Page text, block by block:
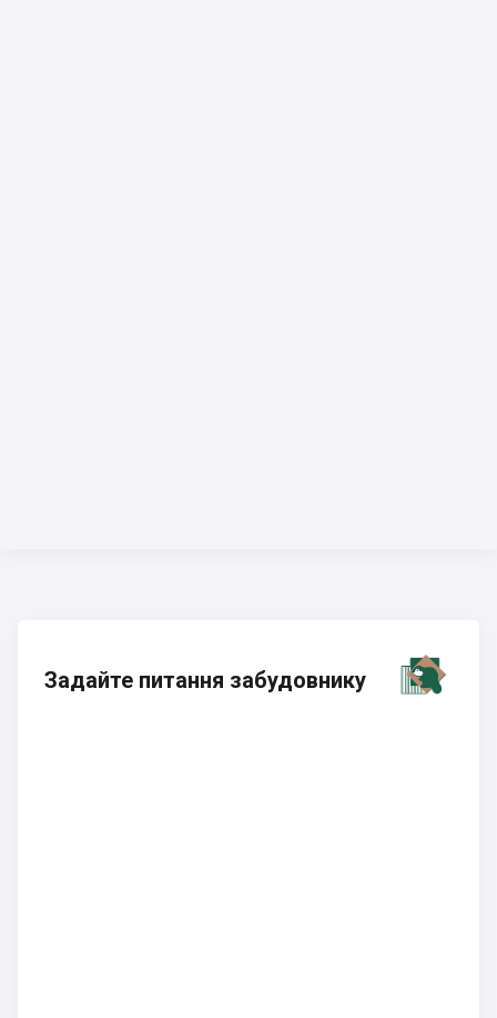
Задайте питання забудовнику